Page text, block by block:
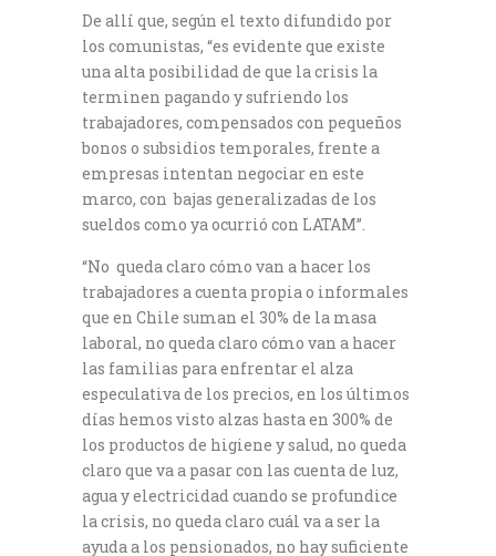
De allí que, según el texto difundido por
los comunistas, “es evidente que existe
una alta posibilidad de que la crisis la
terminen pagando y sufriendo los
trabajadores, compensados con pequeños
bonos o subsidios temporales, frente a
empresas intentan negociar en este
marco, con bajas generalizadas de los
sueldos como ya ocurrió con LATAM”.
“No queda claro cómo van a hacer los
trabajadores a cuenta propia o informales
que en Chile suman el 30% de la masa
laboral, no queda claro cómo van a hacer
las familias para enfrentar el alza
especulativa de los precios, en los últimos
días hemos visto alzas hasta en 300% de
los productos de higiene y salud, no queda
claro que va a pasar con las cuenta de luz,
agua y electricidad cuando se profundice
la crisis, no queda claro cuál va a ser la
ayuda a los pensionados, no hay suficiente